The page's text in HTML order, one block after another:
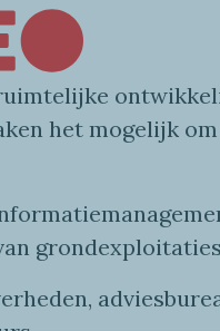
het mogelijk
grondexploitaties